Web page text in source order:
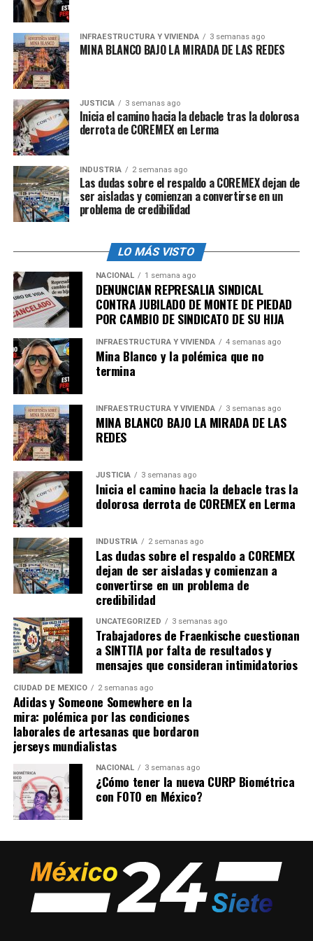
intereses personales más que en el bienestar colectivo
de los trabajadores.
La percepción de que Luis Greco recibe más de100 mil
pesospordetentación
trabajadores en el sindicato. Los sindicatos existen para
defender y mejorar las condiciones laborales de sus
miembros, no para enriquecer a unos pocos. Los
trabajadores podrían empezar a cuestionar si sus cuotas
y aportaciones están siendo utilizadas de manera eficaz
y justa.
Además, esta situación podría tener repercusiones
negativas en la moral y la cohesión del sindicato. Los
decepcionados al saber que una parte significativa de los
fondos que aportan se destina a comisiones tan altas.
Los trabajadores tienen derecho a saber cómo se utiliza
su dinero y a exigir que se invierta en su beneficio, no en
pagos desproporcionados a individuos.
admin
INFRAESTRUCTURA Y VIVIENDA 3 semanas ago
MINA BLANCO BAJO LA MIRADA DE LAS REDES
JUSTICIA 3 semanas ago
Inicia el camino hacia la debacle tras la dolorosa
derrota de COREMEX en Lerma
INDUSTRIA 2 semanas ago
Las dudas sobre el respaldo a COREMEX dejan de
ser aisladas y comienzan a convertirse en un
problema de credibilidad
LO MÁS VISTO
NACIONAL 1 semana ago
DENUNCIAN REPRESALIA SINDICAL
CONTRA JUBILADO DE MONTE DE PIEDAD
POR CAMBIO DE SINDICATO DE SU HIJA
INFRAESTRUCTURA Y VIVIENDA 4 semanas ago
Mina Blanco y la polémica que no
termina
INFRAESTRUCTURA Y VIVIENDA 3 semanas ago
MINA BLANCO BAJO LA MIRADA DE LAS
REDES
JUSTICIA 3 semanas ago
Inicia el camino hacia la debacle tras la
dolorosa derrota de COREMEX en Lerma
INDUSTRIA 2 semanas ago
Las dudas sobre el respaldo a COREMEX
dejan de ser aisladas y comienzan a
convertirse en un problema de
credibilidad
UNCATEGORIZED 3 semanas ago
Trabajadores de Fraenkische cuestionan
a SINTTIA por falta de resultados y
mensajes que consideran intimidatorios
CIUDAD DE MÉXICO 2 semanas ago
Adidas y Someone Somewhere en la
mira: polémica por las condiciones
laborales de artesanas que bordaron
jerseys mundialistas
NACIONAL 3 semanas ago
¿Cómo tener la nueva CURP Biométrica
con FOTO en México?